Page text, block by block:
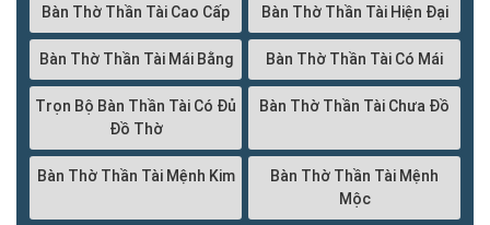
Bàn Thờ Thần Tài Cao Cấp Bàn Thờ Thần Tài Hiện Đại
Bàn Thờ Thần Tài Mái Bằng Bàn Thờ Thần Tài Có Mái
Trọn Bộ Bàn Thần Tài Có Đủ
Đồ Thờ
Bàn Thờ Thần Tài Chưa Đồ
Bàn Thờ Thần Tài Mệnh Kim
Bàn Thờ Thần Tài Mệnh
Mộc